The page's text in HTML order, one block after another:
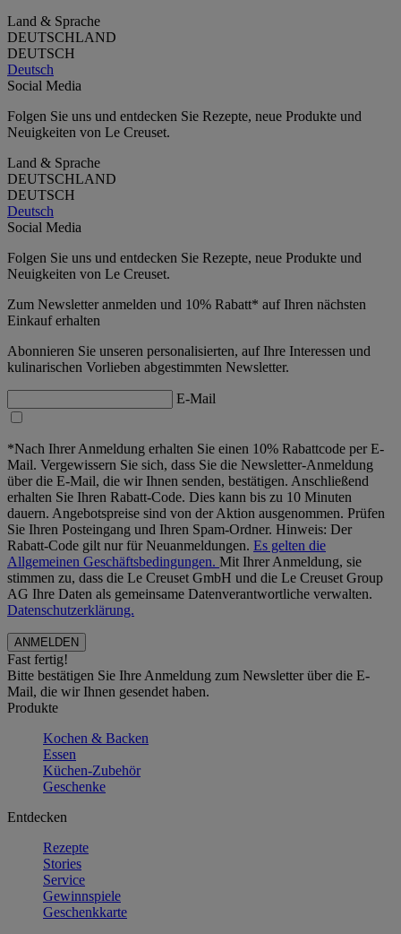
Land & Sprache
DEUTSCHLAND
DEUTSCH
Deutsch
Social Media
Folgen Sie uns und entdecken Sie Rezepte, neue Produkte und
Neuigkeiten von Le Creuset.
Land & Sprache
DEUTSCHLAND
DEUTSCH
Deutsch
Social Media
Folgen Sie uns und entdecken Sie Rezepte, neue Produkte und
Neuigkeiten von Le Creuset.
Zum Newsletter anmelden und 10% Rabatt* auf Ihren nächsten
Einkauf erhalten
Abonnieren Sie unseren personalisierten, auf Ihre Interessen und
kulinarischen Vorlieben abgestimmten Newsletter.
E-Mail
*Nach Ihrer Anmeldung erhalten Sie einen 10% Rabattcode per E-
Mail. Vergewissern Sie sich, dass Sie die Newsletter-Anmeldung
über die E-Mail, die wir Ihnen senden, bestätigen. Anschließend
erhalten Sie Ihren Rabatt-Code. Dies kann bis zu 10 Minuten
dauern. Angebotspreise sind von der Aktion ausgenommen. Prüfen
Sie Ihren Posteingang und Ihren Spam-Ordner. Hinweis: Der
Rabatt-Code gilt nur für Neuanmeldungen. Es gelten die
Allgemeinen Geschäftsbedingungen. Mit Ihrer Anmeldung, sie
stimmen zu, dass die Le Creuset GmbH und die Le Creuset Group
AG Ihre Daten als gemeinsame Datenverantwortliche verwalten.
Datenschutzerklärung.
Fast fertig!
Bitte bestätigen Sie Ihre Anmeldung zum Newsletter über die E-
Mail, die wir Ihnen gesendet haben.
Produkte
Kochen & Backen
Essen
Küchen-Zubehör
Geschenke
Entdecken
Rezepte
Stories
Service
Gewinnspiele
Geschenkkarte